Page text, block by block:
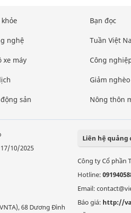
khỏe
nghệ
xe máy
sản
Bạn đọc
Tuần Việt
Công
Giảm
Nông thôn
10/2025
68 Dương Đình
Liên hệ quảng
Công ty Cổ phần
Hotline:
Email:
Báo giá: http://